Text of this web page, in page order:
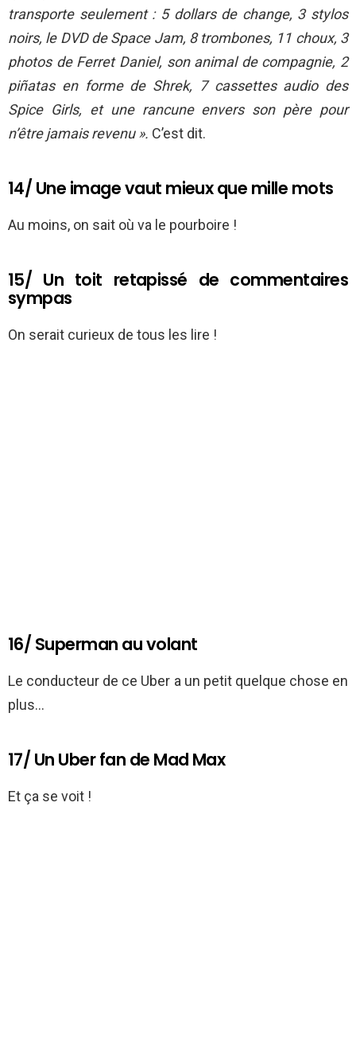
transporte seulement : 5 dollars de change, 3 stylos
noirs, le DVD de Space Jam, 8 trombones, 11 choux, 3
photos de Ferret Daniel, son animal de compagnie, 2
piñatas en forme de Shrek, 7 cassettes audio des
Spice Girls, et une rancune envers son père pour
n’être jamais revenu ». C’est dit.
14/ Une image vaut mieux que mille mots
Au moins, on sait où va le pourboire !
15/ Un toit retapissé de commentaires
sympas
On serait curieux de tous les lire !
16/ Superman au volant
Le conducteur de ce Uber a un petit quelque chose en
plus…
17/ Un Uber fan de Mad Max
Et ça se voit !